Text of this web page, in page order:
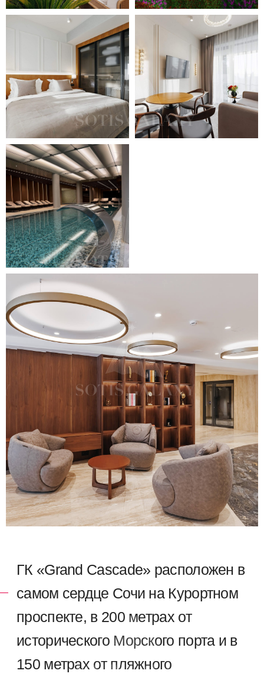
ГК «Grand Cascade» расположен в
самом сердце Сочи на Курортном
проспекте, в 200 метрах от
исторического Морского порта и в
150 метрах от пляжного
пространства "Маяк". Комплекс
окружен главными
достопримечательностями:
Платановая аллея, поющие
фонтаны, Дендрарий,
Художественный музей.
Это архитектурный шедевр,
внесший своё имя в летопись Сочи
— резиденция для избранных на
лучшей улице у моря.
Уникальная локацияв
историческом центресочетает
очарование старого Сочи с
пульсирующим ритмом
современной южной столицы,
предоставляя эксклюзивные
возможности дляэлитной жизни
ПОРТ
PARK
ГОРНОЛЫЖНЫЙ КУРОРТ